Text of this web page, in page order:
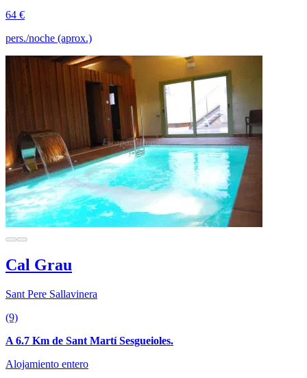
64 €
pers./noche (aprox.)
Cal Grau
Sant Pere Sallavinera
(9)
A 6.7 Km de Sant Martí Sesgueioles.
Alojamiento entero